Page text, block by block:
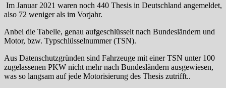
Im Januar 2021 waren noch 440 Thesis in Deutschland angemeldet,
also 72 weniger als im Vorjahr.
Anbei die Tabelle, genau aufgeschlüsselt nach Bundesländern und
Motor, bzw. Typschlüsselnummer (TSN).
Aus Datenschutzgründen sind Fahrzeuge mit einer TSN unter 100
zugelassenen PKW nicht mehr nach Bundesländern ausgewiesen,
was so langsam auf jede Motorisierung des Thesis zutrifft..